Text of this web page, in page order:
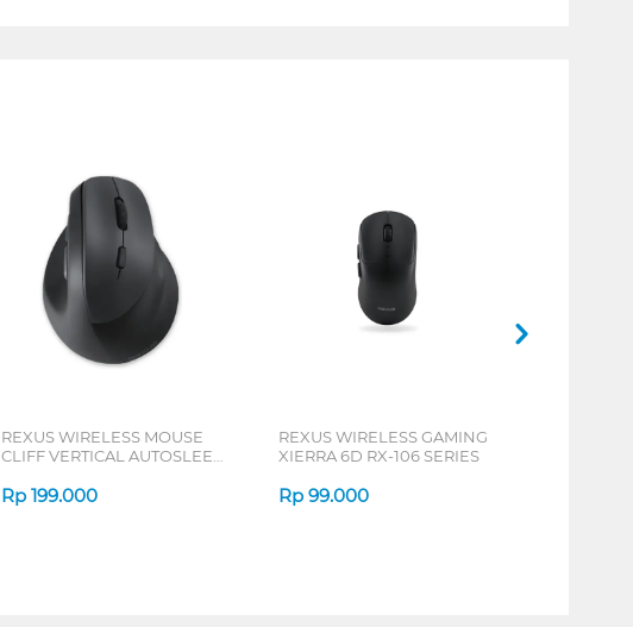
REXUS WIRELESS MOUSE
CLIFF VERTICAL AUTOSLEEP
Rp 199.000
REXUS WIRELESS GAMING
XIERRA 6D RX-106 SERIES
Rp 99.000